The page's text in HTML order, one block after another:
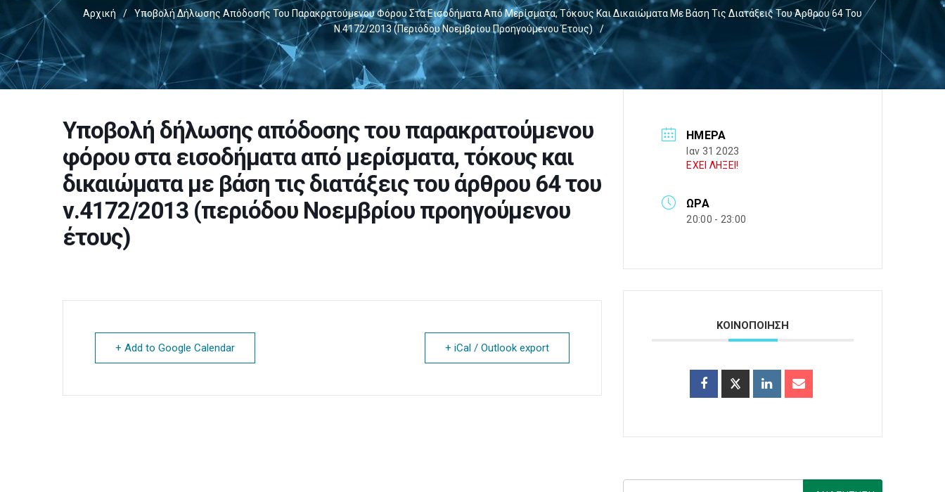
Αρχική /
Υποβολή Δήλωσης Απόδοσης Του Παρακρατούμενου Φόρου Στα Εισοδήματα Από Μερίσματα, Τόκους Και Δικαιώματα Με Βάση Τις Διατάξεις Του Άρθρου 64 Του
Ν.4172/2013 (περιόδου Νοεμβρίου Προηγούμενου Έτους)
/
Υποβολή δήλωσης απόδοσης του παρακρατούμενου
φόρου στα εισοδήματα από μερίσματα, τόκους και
δικαιώματα με βάση τις διατάξεις του άρθρου 64 του
ν.4172/2013 (περιόδου Νοεμβρίου προηγούμενου
έτους)
+ Add to Google Calendar + iCal / Outlook export
ΗΜΈΡΑ
Ιαν 31 2023
ΕΧΕΙ ΛΗΞΕΙ!
ΏΡΑ
20:00 - 23:00
ΚΟΙΝΟΠΟΙΗΣΗ